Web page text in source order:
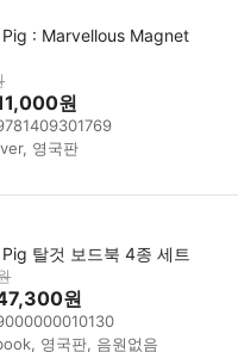
: Marvellous Magnet
원
영국판
탈것 보드북 4종 세트
원
영국판, 음원없음